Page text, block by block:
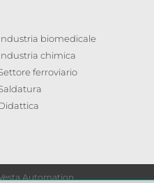
biomedicale
chimica
ferroviario
Automation